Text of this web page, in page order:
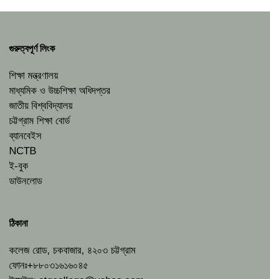
গুরুত্বপূর্ণ লিংক
শিক্ষা মন্ত্রণালয়
মাধ্যমিক ও উচ্চশিক্ষা অধিদপ্তর
জাতীয় বিশ্ববিদ্যালয়
চট্টগ্রাম শিক্ষা বোর্ড
ব্যানবেইস
NCTB
ই-বুক
ডাউনলোড
ঠিকানা
কলেজ রোড, চকবাজার, ৪২০৩ চট্টগ্রাম
ফোনঃ+৮৮০৩১৬১৬০৪৫